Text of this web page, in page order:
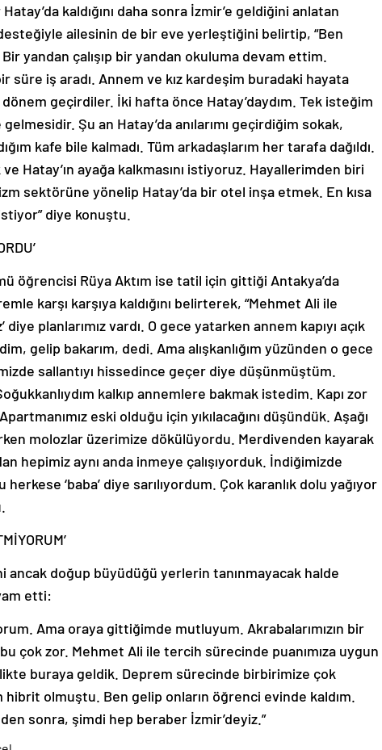
kaldığını daha sonra İzmir’e geldiğini anlatan
ailesinin de bir eve yerleştiğini belirtip, “Ben
yandan çalışıp bir yandan okuluma devam ettim.
süre iş aradı. Annem ve kız kardeşim buradaki hayata
geçirdiler. İki hafta önce Hatay’daydım. Tek isteğim
Şu an Hatay’da anılarımı geçirdiğim sokak,
kafe bile kalmadı. Tüm arkadaşlarım her tarafa dağıldı.
Hatay’ın ayağa kalkmasını istiyoruz. Hayallerimden biri
sektörüne yönelip Hatay’da bir otel inşa etmek. En kısa
diye konuştu.
öğrencisi Rüya Aktım ise tatil için gittiği Antakya’da
karşı karşıya kaldığını belirterek, “Mehmet Ali ile
planlarımız vardı. O gece yatarken annem kapıyı açık
gelip bakarım, dedi. Ama alışkanlığım yüzünden o gece
sallantıyı hissedince geçer diye düşünmüştüm.
kalkıp annemlere bakmak istedim. Kapı zor
eski olduğu için yıkılacağını düşündük. Aşağı
molozlar üzerimize dökülüyordu. Merdivenden kayarak
hepimiz aynı anda inmeye çalışıyorduk. İndiğimizde
‘baba’ diye sarılıyordum. Çok karanlık dolu yağıyor
ancak doğup büyüdüğü yerlerin tanınmayacak halde
etti:
Ama oraya gittiğimde mutluyum. Akrabalarımızın bir
bu çok zor. Mehmet Ali ile tercih sürecinde puanımıza uygun
buraya geldik. Deprem sürecinde birbirimize çok
olmuştu. Ben gelip onların öğrenci evinde kaldım.
sonra, şimdi hep beraber İzmir’deyiz.”